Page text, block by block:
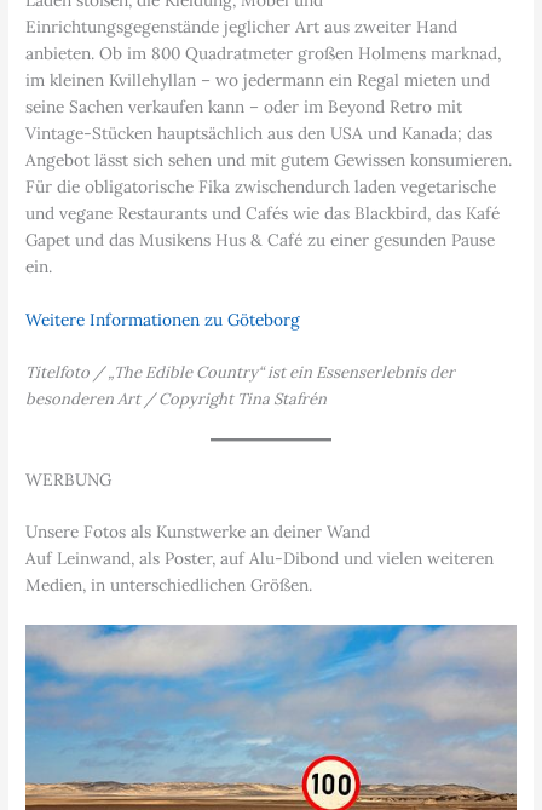
Einrichtungsgegenstände jeglicher Art aus zweiter Hand
anbieten. Ob im 800 Quadratmeter großen Holmens marknad,
im kleinen Kvillehyllan – wo jedermann ein Regal mieten und
seine Sachen verkaufen kann – oder im Beyond Retro mit
Vintage-Stücken hauptsächlich aus den USA und Kanada; das
Angebot lässt sich sehen und mit gutem Gewissen konsumieren.
Für die obligatorische Fika zwischendurch laden vegetarische
und vegane Restaurants und Cafés wie das Blackbird, das Kafé
Gapet und das Musikens Hus & Café zu einer gesunden Pause
ein.
Weitere Informationen zu Göteborg
Titelfoto / „The Edible Country“ ist ein Essenserlebnis der
besonderen Art / Copyright Tina Stafrén
WERBUNG
Unsere Fotos als Kunstwerke an deiner Wand
Auf Leinwand, als Poster, auf Alu-Dibond und vielen weiteren
Medien, in unterschiedlichen Größen.